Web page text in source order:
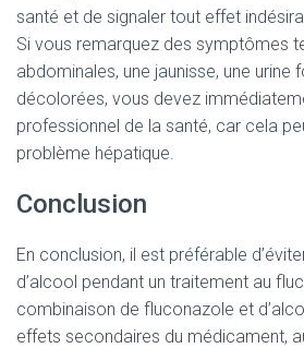
santé et de signaler tout effet
Si vous remarquez des symptômes
abdominales, une jaunisse, une urine
décolorées, vous devez
professionnel de la santé, car cela
problème hépatique.
Conclusion
En conclusion, il est préférable
d’alcool pendant un traitement au
combinaison de fluconazole et
effets secondaires du médicament,